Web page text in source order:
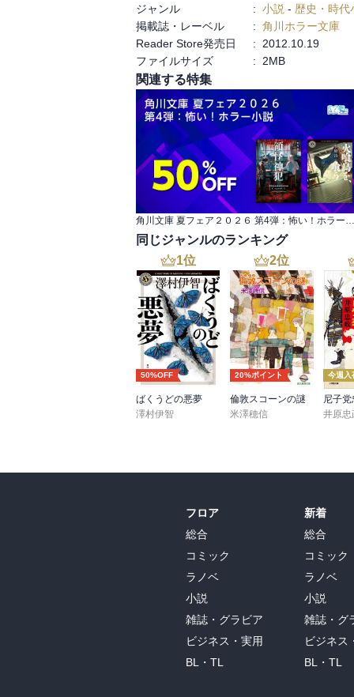
わり方なので、こんなに長いこと読んだの
いのでもう少しコンパクトにして欲しかっ
ジャンル : 小説 - 歴史・時代
掲載誌・レーベル
: 角川ホラー文庫
Reader Store発売日
: 2012.10.19
ファイルサイズ
: 2MB
関連する特集
角川文庫 夏フェア２０２６ 第4弾：怖い！ホラー小説
同じジャンルのランキング
1位
50%OFF
ばくうどの悪夢
澤村伊智
2位
20%ポイント
倫敦スコーンの謎
米澤穂信
今週入
井原忠
フロア
総合
コミック
ラノベ
小説
雑誌・グラビア
ビジネス・実用
BL・TL
新着
総合
コミック
ラノベ
小説
雑誌・グ
ビジネス
BL・TL